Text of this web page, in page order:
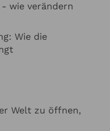
wie verändern
Wie die
Welt zu öffnen,